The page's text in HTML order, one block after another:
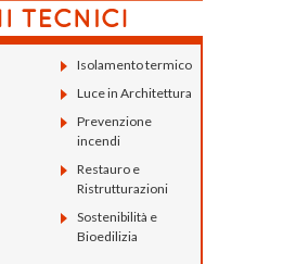
Isolamento termico
Luce in Architettura
Prevenzione
incendi
Restauro e
Ristrutturazioni
Sostenibilità e
Bioedilizia